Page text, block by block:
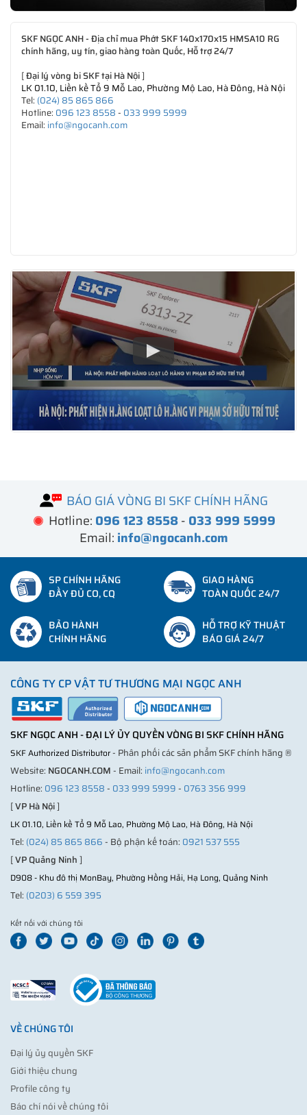
SKF NGỌC ANH - Địa chỉ mua Phớt SKF 140x170x15 HMSA10 RG
chính hãng, uy tín, giao hàng toàn Quốc, Hỗ trợ 24/7
[Đại lý vòng bi SKF tại Hà Nội]
LK 01.10, Liền kề Tổ 9 Mỗ Lao, Phường Mộ Lao, Hà Đông, Hà Nội
Tel: (024) 85 865 866
Hotline: 096 123 8558- 033 999 5999
Email: info@ngocanh.com
BÁO GIÁ VÒNG BI SKF CHÍNH HÃNG
Hotline: 096 123 8558- 033 999 5999
Email: info@ngocanh.com
SP CHÍNH HÃNG
ĐẦY ĐỦ CO, CQ
GIAO HÀNG
TOÀN QUỐC 24/7
BẢO HÀNH
CHÍNH HÃNG
HỖ TRỢ KỸ THUẬT
BÁO GIÁ 24/7
CÔNG TY CP VẬT TƯ THƯƠNG MẠI NGỌC ANH
SKF NGỌC ANH - ĐẠI LÝ ỦY QUYỀN VÒNG BI SKF CHÍNH HÃNG
SKF Authorized Distributor- Phân phối các sản phẩm SKF chính hãng ®
Website: NGOCANH.COM- Email: info@ngocanh.com
Hotline: 096 123 8558- 033 999 5999- 0763 356 999
[VP Hà Nội]
LK 01.10, Liền kề Tổ 9 Mỗ Lao, Phường Mộ Lao, Hà Đông, Hà Nội
Tel: (024) 85 865 866- Bộ phận kế toán: 0921 537 555
[VP Quảng Ninh]
D908 - Khu đô thị MonBay, Phường Hồng Hải, Hạ Long, Quảng Ninh
Tel: (0203) 6 559 395
Kết nối với chúng tôi
VỀ CHÚNG TÔI
Đại lý ủy quyền SKF
Giới thiệu chung
Profile công ty
Báo chí nói về chúng tôi